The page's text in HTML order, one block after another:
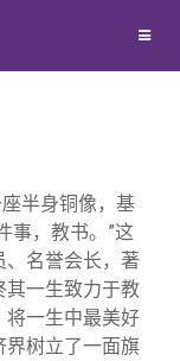
半身铜像，基
事，教书。”这
名誉会长，著
其一生致力于教
将一生中最美好
界树立了一面旗